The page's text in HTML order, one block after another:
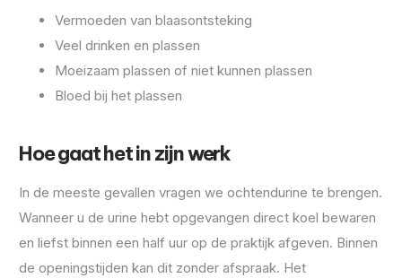
Vermoeden van blaasontsteking
Veel drinken en plassen
Moeizaam plassen of niet kunnen plassen
Bloed bij het plassen
Hoe gaat het in zijn werk
In de meeste gevallen vragen we ochtendurine te brengen.
Wanneer u de urine hebt opgevangen direct koel bewaren
en liefst binnen een half uur op de praktijk afgeven. Binnen
de openingstijden kan dit zonder afspraak. Het